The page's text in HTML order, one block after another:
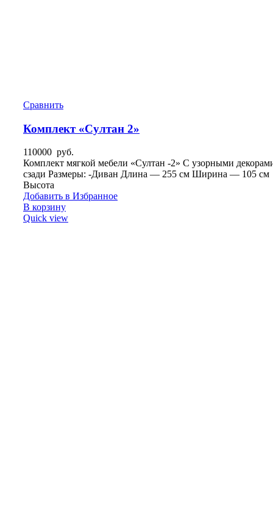
Сравнить
Комплект «Султан 2»
110000 руб.
Комплект мягкой мебели «Султан -2» С узорными
сзади Размеры: -Диван Длина — 255 см Ширина — 105 см
Высота
Добавить в Избранное
В корзину
Quick view